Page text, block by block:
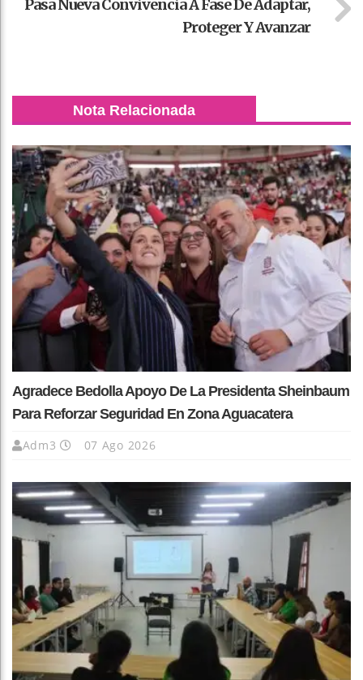
Pasa Nueva Convivencia A Fase De Adaptar,
Proteger Y Avanzar
Nota Relacionada
Agradece Bedolla Apoyo De La Presidenta Sheinbaum
Para Reforzar Seguridad En Zona Aguacatera
Adm3 07 Ago 2026